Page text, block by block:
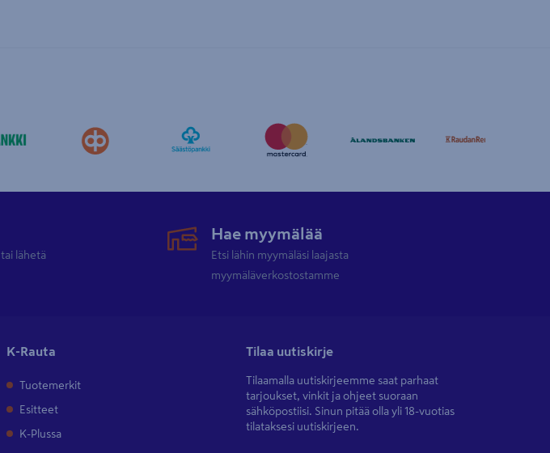
lähetä
Hae myymälää
Etsi lähin myymäläsi laajasta
myymäläverkostostamme
K-Rauta
Tuotemerkit
Esitteet
K-Plussa
Tilaa uutiskirje
Tilaamalla uutiskirjeemme saat parhaat
tarjoukset, vinkit ja ohjeet suoraan
sähköpostiisi. Sinun pitää olla yli 18-vuotias
tilataksesi uutiskirjeen.